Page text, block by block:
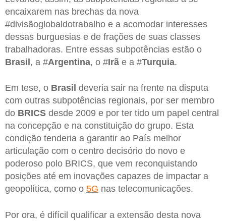
encaixarem nas brechas da nova
#divisãoglobaldotrabalho e a acomodar interesses
dessas burguesias e de frações de suas classes
trabalhadoras. Entre essas subpotências estão o
Brasil, a #Argentina, o #Irã e a #Turquia.
Em tese, o Brasil deveria sair na frente na disputa
com outras subpotências regionais, por ser membro
do BRICS desde 2009 e por ter tido um papel central
na concepção e na constituição do grupo. Esta
condição tenderia a garantir ao País melhor
articulação com o centro decisório do novo e
poderoso polo BRICS, que vem reconquistando
posições até em inovações capazes de impactar a
geopolítica, como o 5G nas telecomunicações.
Por ora, é difícil qualificar a extensão desta nova